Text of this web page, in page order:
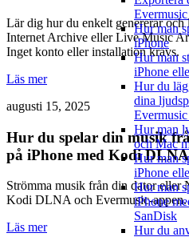
Hur man
iPhone
Hur man
iPhone
Hur du
dina
Hur man
och Mac
Hur man
iPhone
Hur man
iPhone
SanDisk
Hur du
Lär dig hur du enkelt genererar
Internet Archive eller Live Music
Inget konto eller installation krävs.
Läs mer
augusti 15, 2025
Hur du spelar din musik
på iPhone med Kodi
Strömma musik från din dator
Kodi DLNA och Evermusic-appen.
Läs mer